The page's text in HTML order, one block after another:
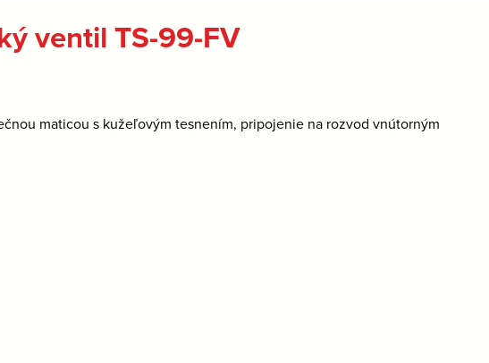
ventil TS-99-FV
maticou s kužeľovým tesnením, pripojenie na rozvod vnútorným